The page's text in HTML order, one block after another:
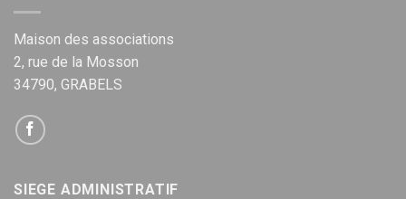
Maison des associations
2, rue de la Mosson
34790, GRABELS
SIEGE ADMINISTRATIF